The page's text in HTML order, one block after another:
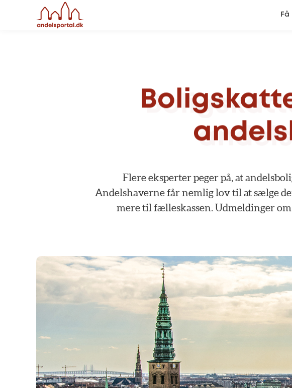
Flere eksperter peger på, at
Andelshavernefårnemliglovtil atsælge
meretil fælleskassen.Udmeldingerom